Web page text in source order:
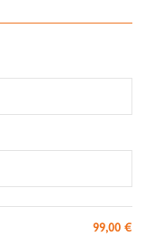
99,00 €